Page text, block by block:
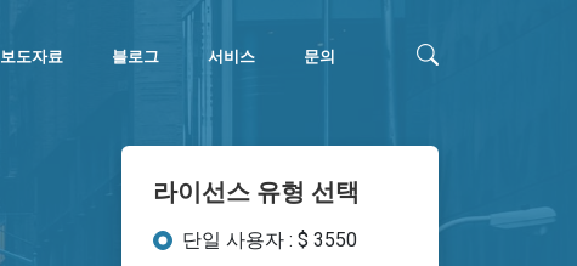
보도자료 블로그 서비스 문의
라이선스 유형 선택
단일 사용자 : $ 3550